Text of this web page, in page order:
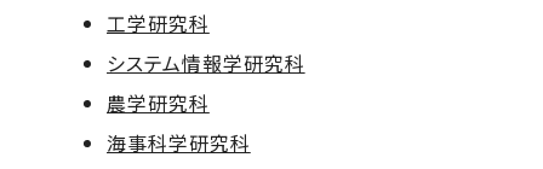
工学研究科
システム情報学研究科
農学研究科
海事科学研究科